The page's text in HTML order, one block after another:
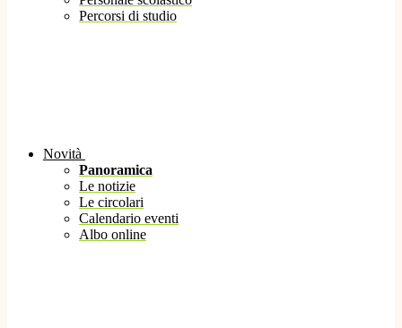
Percorsi di studio
Novità
Panoramica
Le notizie
Le circolari
Calendario eventi
Albo online